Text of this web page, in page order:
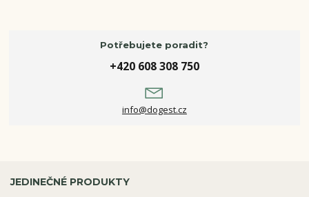
Potřebujete poradit?
+420 608 308 750
info@dogest.cz
JEDINEČNÉ PRODUKTY